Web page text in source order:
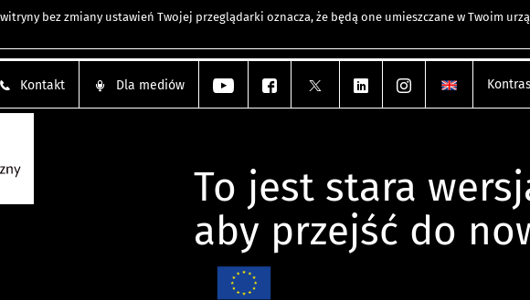
bez zmiany ustawień Twojej przeglądarki oznacza, że będą one umieszczane w Twoim
Kontakt Dla mediów
To jest stara
aby przejść do